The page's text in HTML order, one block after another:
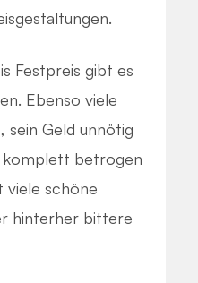
Festpreis gibt es
Ebenso viele
sein Geld unnötig
komplett betrogen
viele schöne
hinterher bittere